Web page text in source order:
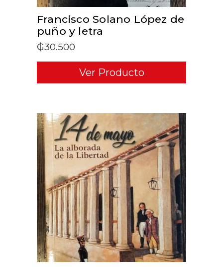
Francisco Solano López de
puño y letra
₲30.500
Ver Producto
ADD TO CART